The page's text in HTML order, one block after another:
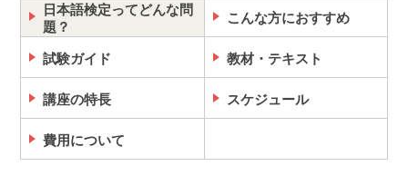
日本語検定ってどんな問
題？
こんな方におすすめ
試験ガイド 教材・テキスト
講座の特長 スケジュール
費用について